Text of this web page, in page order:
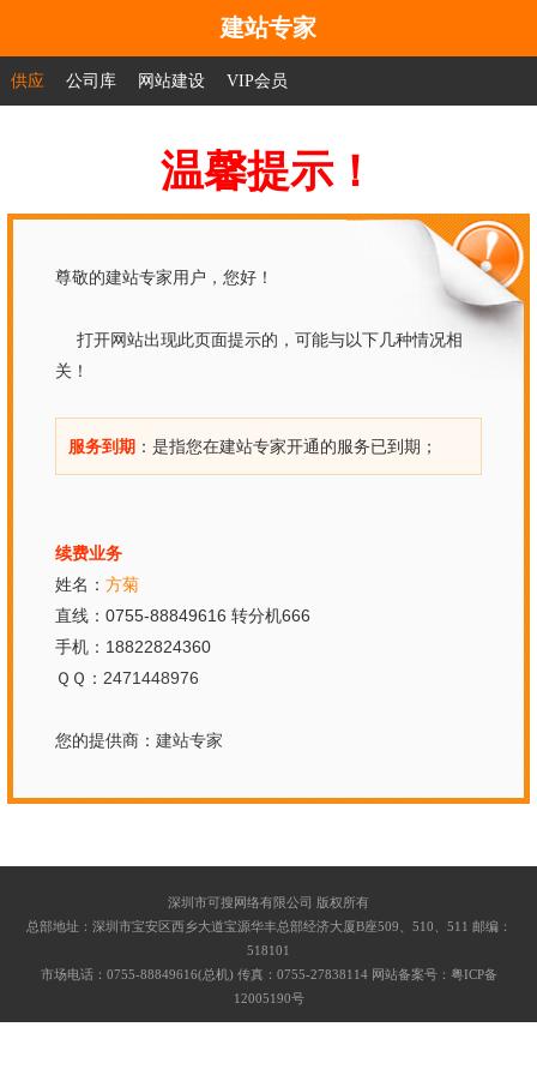
建站专家
供应 公司库 网站建设 VIP会员
温馨提示！
尊敬的建站专家用户，您好！
打开网站出现此页面提示的，可能与以下几种情况相
关！
服务到期 ：是指您在建站专家开通的服务已到期；
续费业务
姓名：方菊
直线：0755-88849616 转分机666
手机：18822824360
ＱＱ： 2471448976
您的提供商：建站专家
深圳市可搜网络有限公司 版权所有
总部地址：深圳市宝安区西乡大道宝源华丰总部经济大厦B座509、510、511 邮编：
518101
市场电话：0755-88849616(总机) 传真：0755-27838114 网站备案号：粤ICP备
12005190号